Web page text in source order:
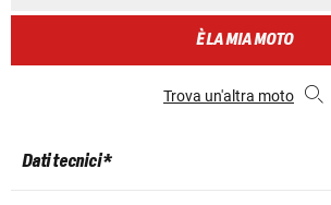
È LA MIA MOTO
Trova un'altra moto
Dati tecnici *